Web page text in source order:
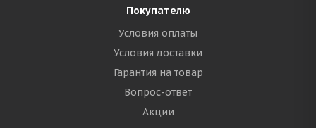
Покупателю
Условия оплаты
Условия доставки
Гарантия на товар
Вопрос-ответ
Акции